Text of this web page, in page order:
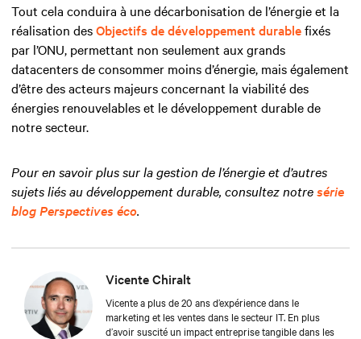
Tout cela conduira à une décarbonisation de l’énergie et la
réalisation desObjectifs de développement durablefixés
par l’ONU, permettant non seulement aux grands
datacenters de consommer moins d’énergie, mais également
d’être des acteurs majeurs concernant la viabilité des
énergies renouvelables et le développement durable de
notre secteur.
Pour en savoir plus sur la gestion de l’énergie et d’autres
sujets liés au développement durable, consultez notresérie
blog Perspectives éco.
Vicente Chiralt
Vicente a plus de 20 ans d’expérience dans le
marketing et les ventes dans le secteur IT. En plus
d’avoir suscité un impact entreprise tangible dans les